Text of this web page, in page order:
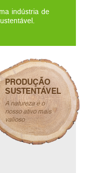
indústria de
PRODUÇÃO
SUSTENTÁVEL
A natureza é o
nosso ativo mais
valioso